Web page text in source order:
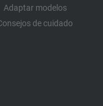
Adaptar modelos
de cuidado